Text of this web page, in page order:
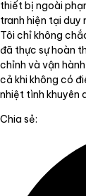
thiết bị ngoài
tranh hiện tại
Tôi chỉ không
đã thực sự hoàn
chỉnh và vận
cả khi không có
nhiệt tình khuyên
Chia sẻ: